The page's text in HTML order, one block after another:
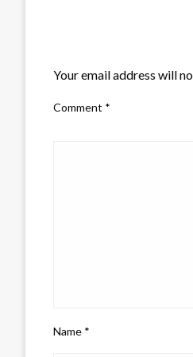
Your email address will
Comment *
Name *